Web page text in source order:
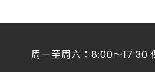
周一至周六：8:00～17:30